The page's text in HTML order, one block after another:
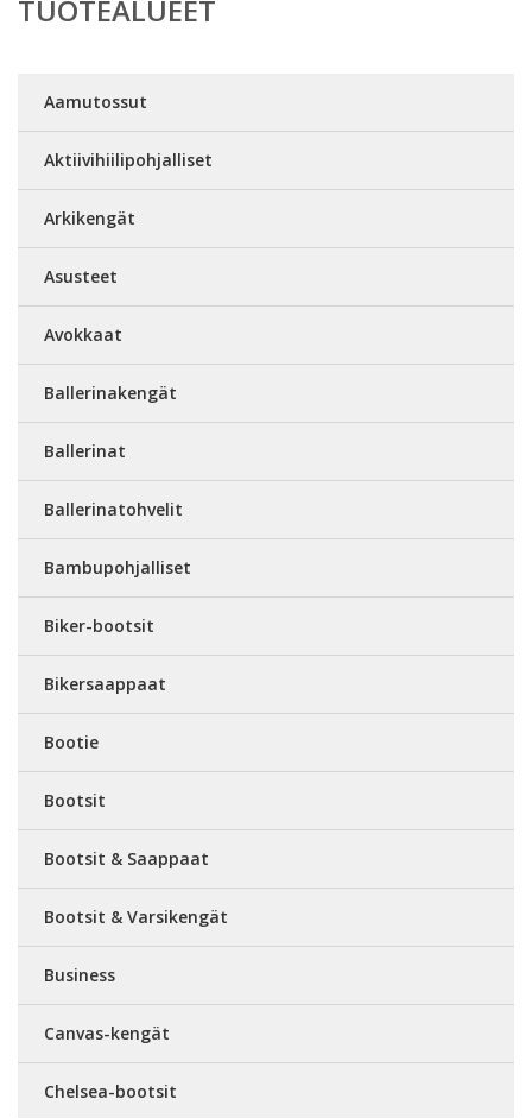
TUOTEALUEET
Aamutossut
Aktiivihiilipohjalliset
Arkikengät
Asusteet
Avokkaat
Ballerinakengät
Ballerinat
Ballerinatohvelit
Bambupohjalliset
Biker-bootsit
Bikersaappaat
Bootie
Bootsit
Bootsit & Saappaat
Bootsit & Varsikengät
Business
Canvas-kengät
Chelsea-bootsit